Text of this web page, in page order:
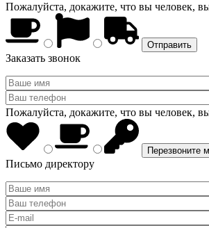
Пожалуйста, докажите, что вы человек,
Заказать звонок
Пожалуйста, докажите, что вы человек,
Письмо директору